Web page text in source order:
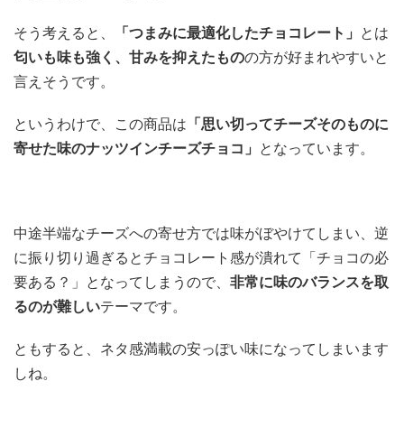
そう考えると、 「つまみに最適化したチョコレート」 とは
匂いも味も強く、甘みを抑えたものの方が好まれやすいと
言えそうです。
というわけで、この商品は 「思い切ってチーズそのものに
寄せた味のナッツインチーズチョコ」 となっています。
中途半端なチーズへの寄せ方では味がぼやけてしまい、逆
に振り切り過ぎるとチョコレート感が潰れて「チョコの必
要ある？」となってしまうので、 非常に味のバランスを取
るのが難しいテーマです。
ともすると、ネタ感満載の安っぽい味になってしまいます
しね。